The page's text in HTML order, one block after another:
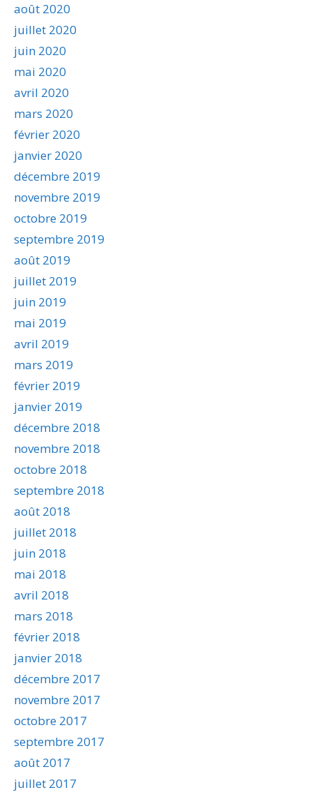
août 2020
juillet 2020
juin 2020
mai 2020
avril 2020
mars 2020
février 2020
janvier 2020
décembre 2019
novembre 2019
octobre 2019
septembre 2019
août 2019
juillet 2019
juin 2019
mai 2019
avril 2019
mars 2019
février 2019
janvier 2019
décembre 2018
novembre 2018
octobre 2018
septembre 2018
août 2018
juillet 2018
juin 2018
mai 2018
avril 2018
mars 2018
février 2018
janvier 2018
décembre 2017
novembre 2017
octobre 2017
septembre 2017
août 2017
juillet 2017